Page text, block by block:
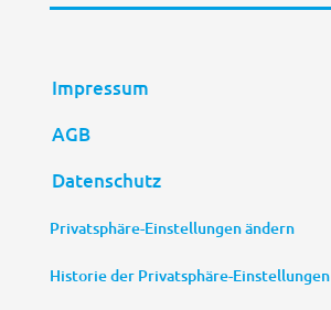
Impressum
AGB
Datenschutz
Privatsphäre-Einstellungen ändern
Historie der Privatsphäre-Einstellungen